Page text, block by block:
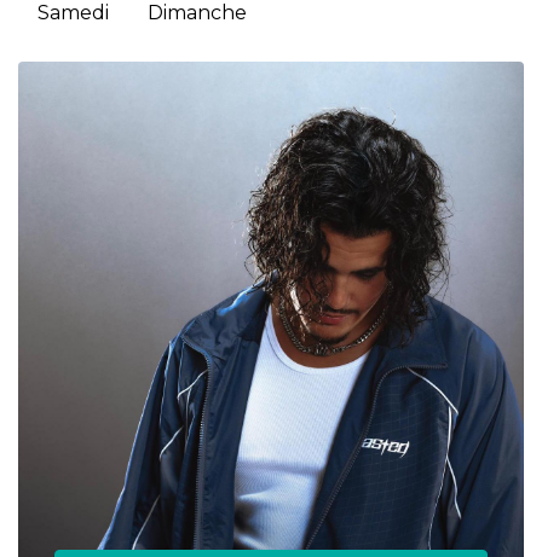
Samedi Dimanche